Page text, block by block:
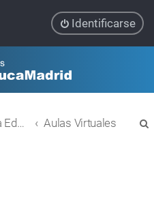
Identificarse
Plataforma Educativa EducaMadrid Aulas Virtuales